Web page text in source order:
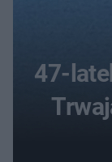
47-